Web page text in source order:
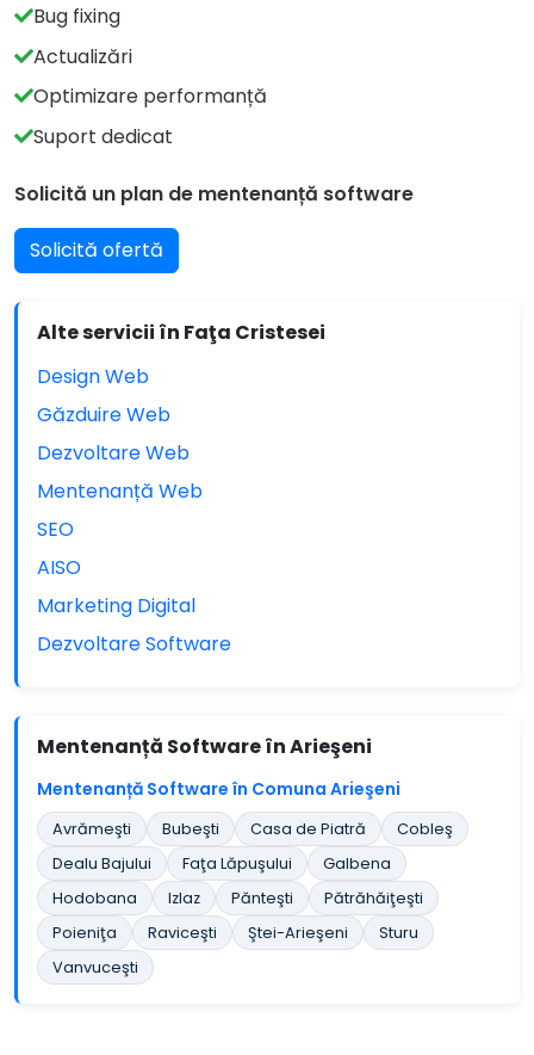
Bug fixing
Actualizări
Optimizare performanță
Suport dedicat
Solicită un plan de mentenanță software
Solicită ofertă
Alte servicii în Faţa Cristesei
Design Web
Găzduire Web
Dezvoltare Web
Mentenanță Web
SEO
AISO
Marketing Digital
Dezvoltare Software
Mentenanță Software în Arieşeni
Mentenanță Software în Comuna Arieşeni
Avrămeşti Bubeşti Casa de Piatră
Cobleş
Dealu Bajului
Faţa Lăpuşului
Galbena
Hodobana
Izlaz Pănteşti
Pătrăhăiţeşti
Poieniţa
Raviceşti Ştei-Arieşeni
Sturu
Vanvuceşti